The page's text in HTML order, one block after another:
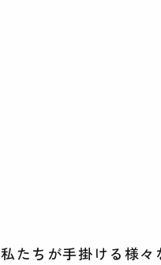
私たちが手掛ける様